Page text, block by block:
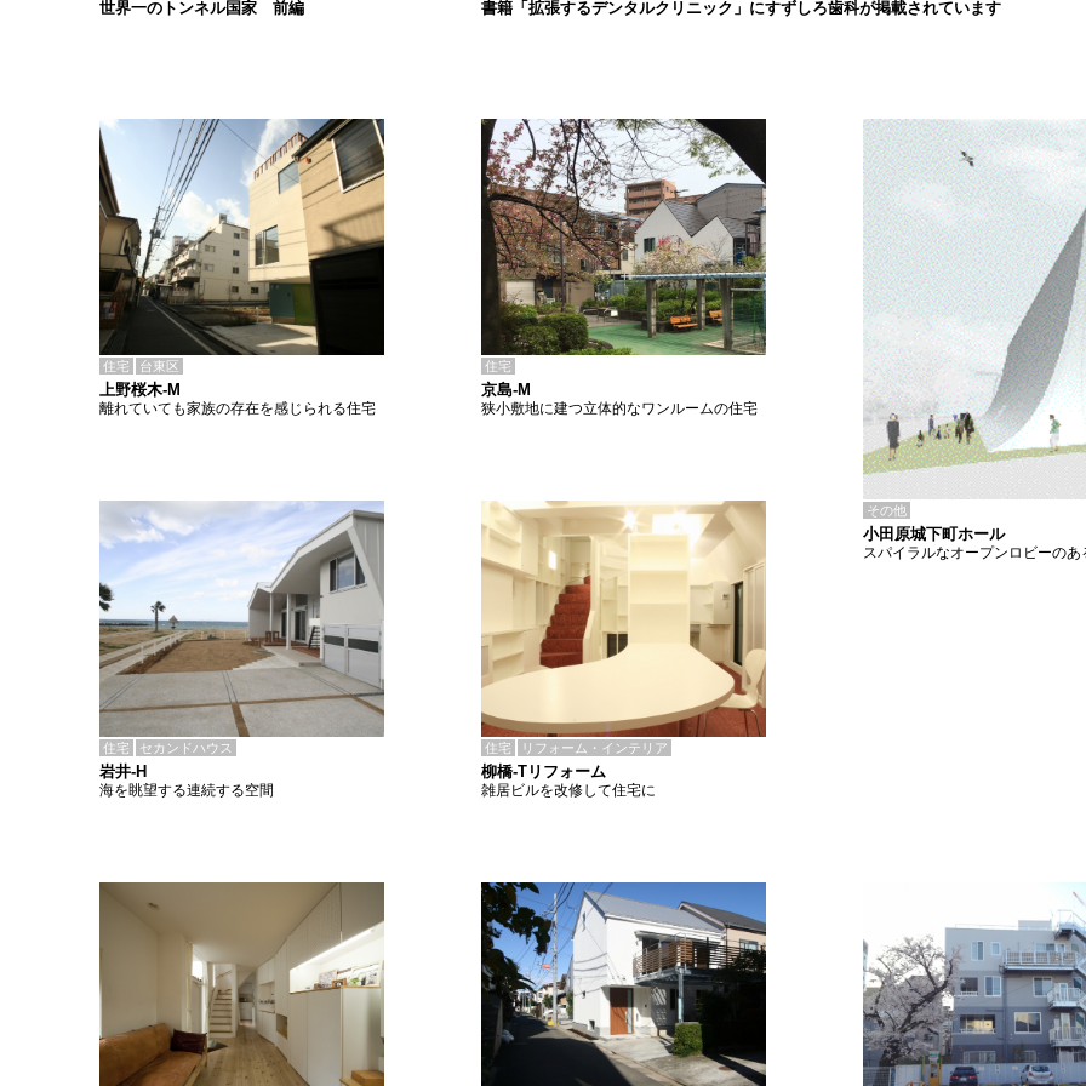
書籍「拡張するデンタルクリニック」にすずしろ歯科が掲載されています
世界一のトンネル国家 前編
住宅 台東区
上野桜木-M
離れていても家族の存在を感じられる住宅
住宅
京島-M
狭小敷地に建つ立体的なワンルームの住宅
住宅 セカンドハウス
岩井-H
海を眺望する連続する空間
住宅 リフォーム・インテリア
柳橋-Tリフォーム
雑居ビルを改修して住宅に
その他
小田原城下町ホール
スパイラルなオープンロビーのあ